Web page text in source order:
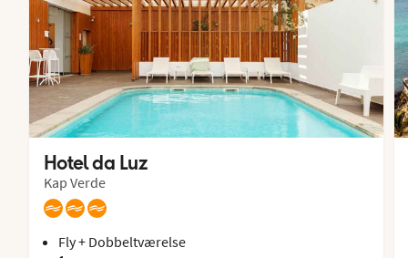
Hotel da Luz
Kap Verde
Fly + Dobbeltværelse